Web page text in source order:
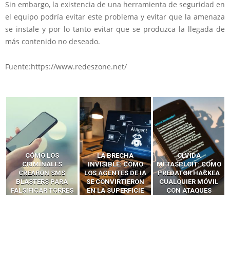
Sin embargo, la existencia de una herramienta de seguridad en
el equipo podría evitar este problema y evitar que la amenaza
se instale y por lo tanto evitar que se produzca la llegada de
más contenido no deseado.
Fuente:https://www.redeszone.net/
LA BRECHA
INVISIBLE: CÓMO
LOS AGENTES DE IA
SE CONVIRTIERON
EN LA SUPERFICIE
OLVIDA
METASPLOIT: CÓMO
PREDATOR HACKEA
CUALQUIER MÓVIL
CON ATAQUES
CÓMO LOS HACKERS
INTERCEPTAN OTPS
Y LLAMADAS
MÓVILES SIN
‘HACKEAR’ — EL